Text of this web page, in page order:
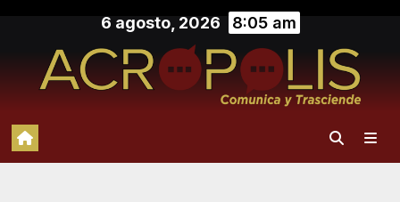
contenido
6 agosto, 2026 8:05 am